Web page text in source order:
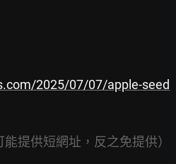
2025/07/07/apple-seed
提供短網址，反之免提供）